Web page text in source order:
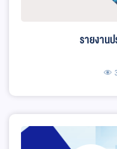
รายงาน